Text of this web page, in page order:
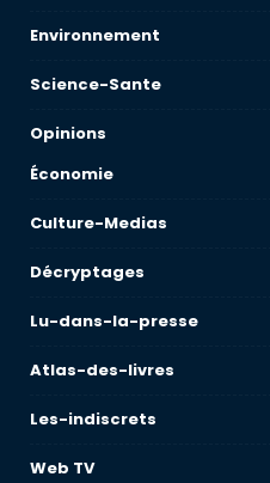
Environnement
Science-Sante
Opinions
Économie
Culture-Medias
Décryptages
Lu-dans-la-presse
Atlas-des-livres
Les-indiscrets
Web TV